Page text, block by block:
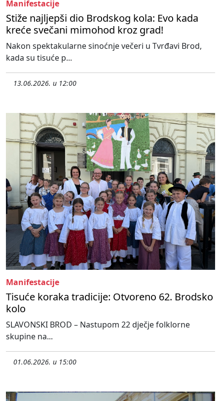
Manifestacije
Stiže najljepši dio Brodskog kola: Evo kada
kreće svečani mimohod kroz grad!
Nakon spektakularne sinoćnje večeri u Tvrđavi Brod,
kada su tisuće p...
13.06.2026. u 12:00
Manifestacije
Tisuće koraka tradicije: Otvoreno 62. Brodsko
kolo
SLAVONSKI BROD – Nastupom 22 dječje folklorne
skupine na...
01.06.2026. u 15:00